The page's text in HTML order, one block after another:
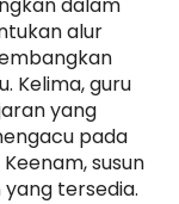
alur
Kelima, guru
yang
pada
susun
tersedia.